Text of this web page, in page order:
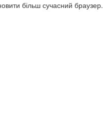
більш сучасний браузер.